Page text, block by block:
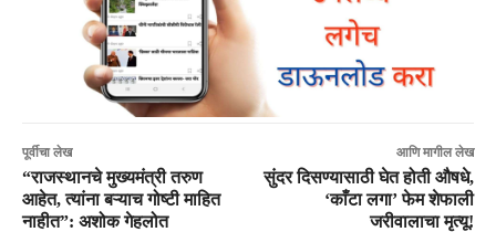
पूर्वीचा लेख
“राजस्थानचे मुख्यमंत्री तरुण
आहेत, त्यांना बऱ्याच गोष्टी माहित
नाहीत”: अशोक गेहलोत
आणि मागील लेख
सुंदर दिसण्यासाठी घेत होती औषधे,
‘काँटा लगा’ फेम शेफाली
जरीवालाचा मृत्यू!